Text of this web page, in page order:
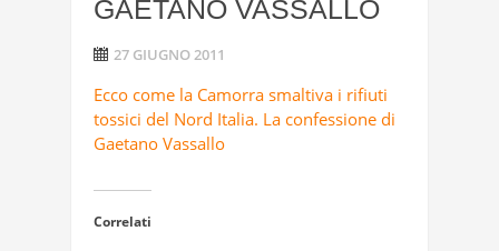
GAETANO VASSALLO
27 GIUGNO 2011
Ecco come la Camorra smaltiva i rifiuti
tossici del Nord Italia. La confessione di
Gaetano Vassallo
Correlati